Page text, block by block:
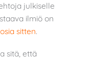
julkiselle
ilmiö on
sitten.
sitä, että